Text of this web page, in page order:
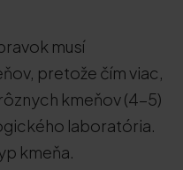
musí
pretože čím viac,
kmeňov (4-5)
laboratória.
kmeňa.